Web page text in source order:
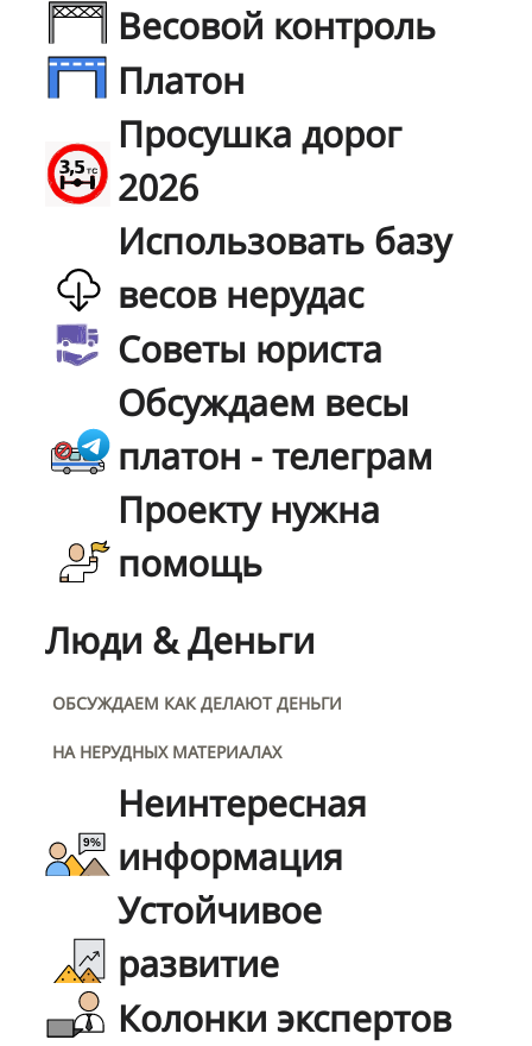
Весовой контроль
Платон
Просушка дорог
2026
Использовать базу
весов нерудас
Советы юриста
Обсуждаем весы
платон - телеграм
Проекту нужна
помощь
Люди & Деньги
ОБСУЖДАЕМ КАК ДЕЛАЮТ ДЕНЬГИ
НА НЕРУДНЫХ МАТЕРИАЛАХ
Неинтересная
информация
Устойчивое
развитие
Колонки экспертов